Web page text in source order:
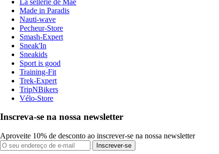
Made in Paradis
Nauti-wave
Pecheur-Store
Smash-Expert
Sneak'In
Sneakids
Sport is good
Training-Fit
Trek-Expert
TripNBikers
Vélo-Store
Inscreva-se na nossa newsletter
Aproveite 10% de desconto ao inscrever-se na nossa newsletter
Inscrever-se